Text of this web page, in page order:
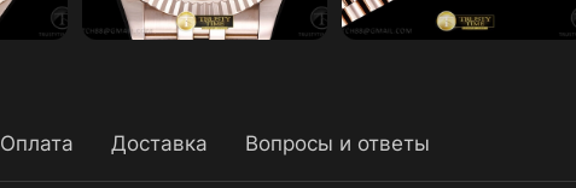
Оплата Доставка Вопросы и ответы